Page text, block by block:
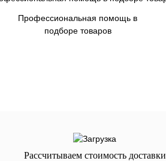
Профессиональная помощь в
подборе товаров
Рассчитываем стоимость доставки